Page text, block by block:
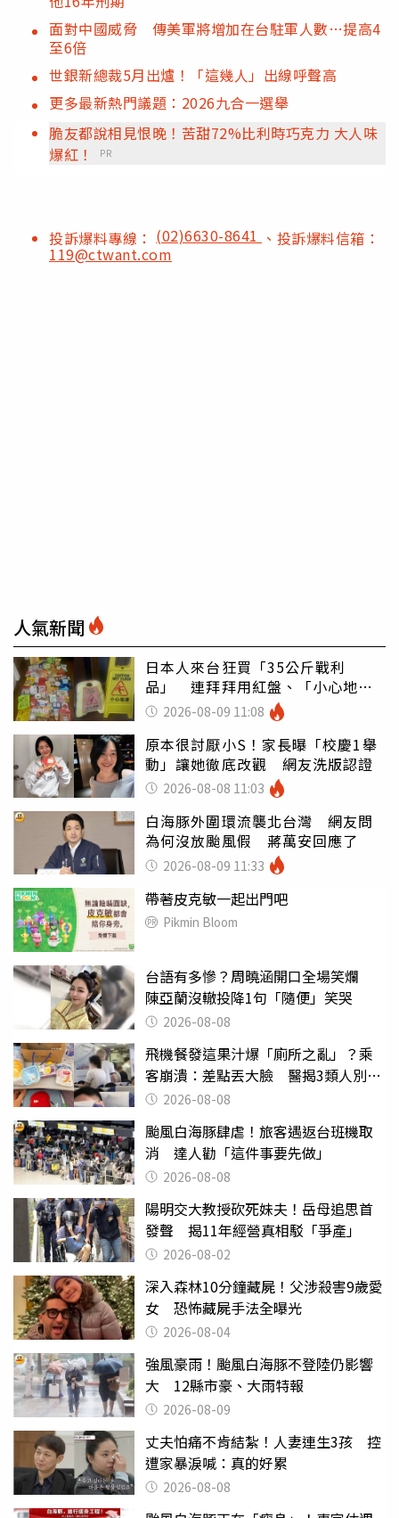
面對中國威脅 傳美軍將增加在台駐軍人數…提高4
至6倍
世銀新總裁5月出爐！「這幾人」出線呼聲高
更多最新熱門議題：2026九合一選舉
脆友都說相見恨晚！苦甜72%比利時巧克力 大人味
爆紅！
PR
投訴爆料專線： (02)6630-8641 、投訴爆料信箱：
119@ctwant.com
人氣新聞
日本人來台狂買「35公斤戰利
品」 連拜拜用紅盤、「小心地
滑」告示牌也帶回家
2026-08-09 11:08
原本很討厭小S！家長曝「校慶1舉
動」讓她徹底改觀 網友洗版認證
2026-08-08 11:03
白海豚外圍環流襲北台灣 網友問
為何沒放颱風假 蔣萬安回應了
2026-08-09 11:33
帶著皮克敏一起出門吧
Pikmin Bloom
台語有多慘？周曉涵開口全場笑爛
陳亞蘭沒轍投降1句「隨便」笑哭
2026-08-08
飛機餐發這果汁爆「廁所之亂」？乘
客崩潰：差點丟大臉 醫揭3類人別亂
喝 2026-08-08
颱風白海豚肆虐！旅客遇返台班機取
消 達人勸「這件事要先做」
2026-08-08
陽明交大教授砍死妹夫！岳母追思首
發聲 揭11年經營真相駁「爭產」
2026-08-02
深入森林10分鐘藏屍！父涉殺害9歲愛
女 恐怖藏屍手法全曝光
2026-08-04
強風豪雨！颱風白海豚不登陸仍影響
大 12縣市豪、大雨特報
2026-08-09
丈夫怕痛不肯結紮！人妻連生3孩 控
遭家暴淚喊：真的好累
2026-08-08